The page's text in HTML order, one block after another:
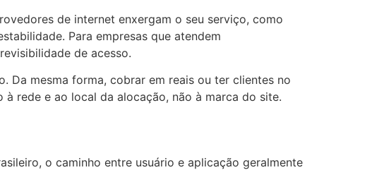
de internet enxergam o seu serviço, como
Para empresas que atendem
de acesso.
Da mesma forma, cobrar em reais ou ter clientes no
rede e ao local da alocação, não à marca do site.
o caminho entre usuário e aplicação geralmente